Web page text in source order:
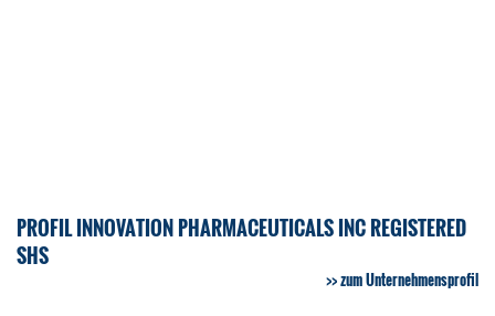
PROFIL INNOVATION PHARMACEUTICALS INC REGISTERED
SHS
zum Unternehmensprofil